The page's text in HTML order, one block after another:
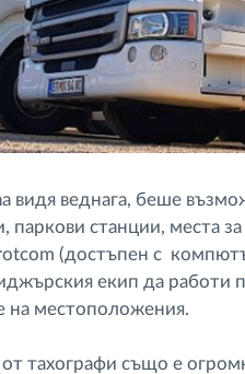
видя веднага, беше
станции, места
(достъпен с
екип да работи
на местоположения.
тахографи също е